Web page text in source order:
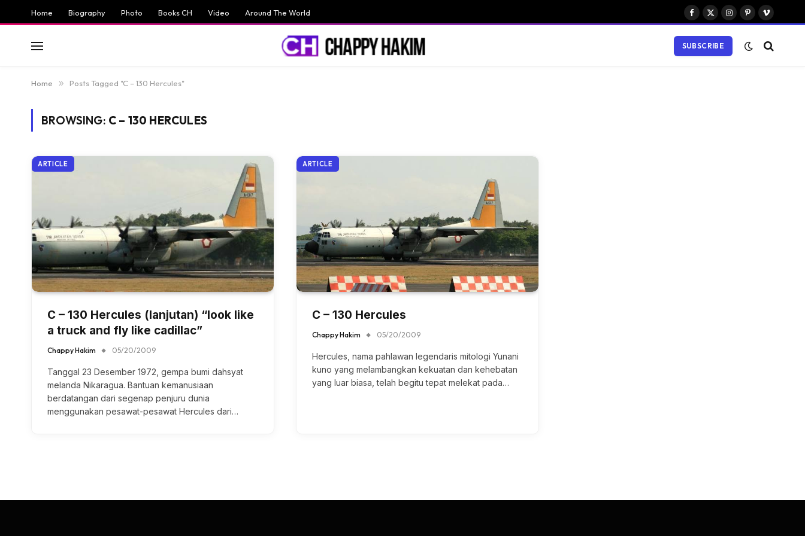
Home Biography Photo Books CH Video Around The World
Facebook
X
Instagram
PinterestVimeo
SUBSCRIBE
Home » Posts Tagged "C – 130 Hercules"
BROWSING: C – 130 HERCULES
ARTICLE
C – 130 Hercules (lanjutan) “look like
a truck and fly like cadillac”
Chappy Hakim 05/20/2009
Tanggal 23 Desember 1972, gempa bumi dahsyat
melanda Nikaragua. Bantuan kemanusiaan
berdatangan dari segenap penjuru dunia
menggunakan pesawat-pesawat Hercules dari…
ARTICLE
C – 130 Hercules
Chappy Hakim 05/20/2009
Hercules, nama pahlawan legendaris mitologi Yunani
kuno yang melambangkan kekuatan dan kehebatan
yang luar biasa, telah begitu tepat melekat pada…